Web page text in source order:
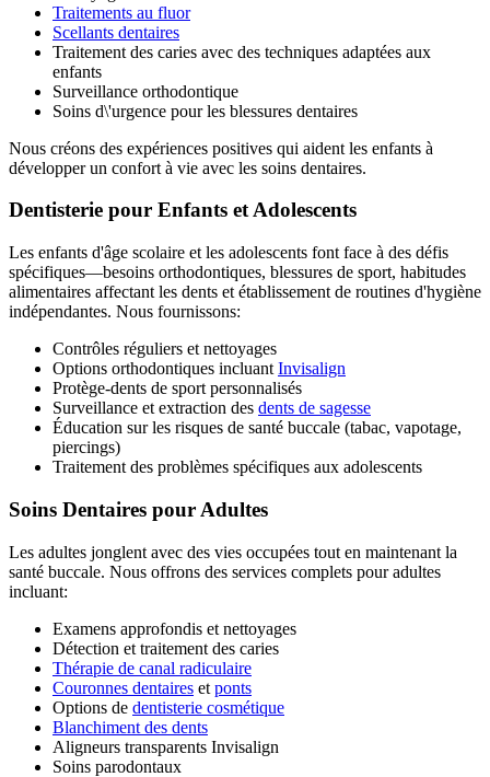
Traitements au fluor
Scellants dentaires
Traitement des caries avec des techniques adaptées aux
enfants
Surveillance orthodontique
Soins d\'urgence pour les blessures dentaires
Nous créons des expériences positives qui aident les enfants à
développer un confort à vie avec les soins dentaires.
Dentisterie pour Enfants et Adolescents
Les enfants d'âge scolaire et les adolescents font face à des défis
spécifiques—besoins orthodontiques, blessures de sport, habitudes
alimentaires affectant les dents et établissement de routines d'hygiène
indépendantes. Nous fournissons:
Contrôles réguliers et nettoyages
Options orthodontiques incluant Invisalign
Protège-dents de sport personnalisés
Surveillance et extraction des dents de sagesse
Éducation sur les risques de santé buccale (tabac, vapotage,
piercings)
Traitement des problèmes spécifiques aux adolescents
Soins Dentaires pour Adultes
Les adultes jonglent avec des vies occupées tout en maintenant la
santé buccale. Nous offrons des services complets pour adultes
incluant:
Examens approfondis et nettoyages
Détection et traitement des caries
Thérapie de canal radiculaire
Couronnes dentaires et ponts
Options de dentisterie cosmétique
Blanchiment des dents
Aligneurs transparents Invisalign
Soins parodontaux